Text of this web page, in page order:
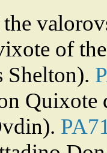
of
Shelton).
Quixote